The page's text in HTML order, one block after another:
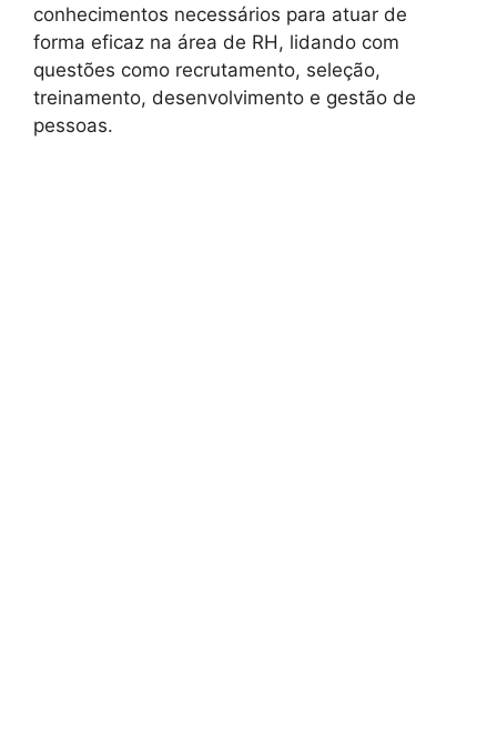
conhecimentos necessários para atuar de
forma eficaz na área de RH, lidando com
questões como recrutamento, seleção,
treinamento, desenvolvimento e gestão de
pessoas.